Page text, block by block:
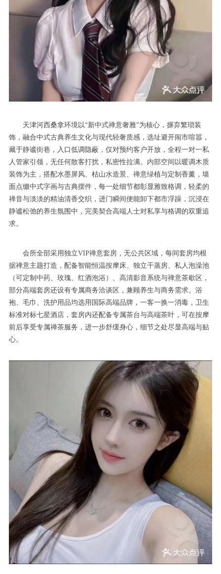
天津河西桑拿环境以“新中式禅意奢雅”为核心，摒弃繁琐装
饰，融合中式古典养生文化与现代轻奢质感，选址避开闹市喧嚣，
藏于静谧街巷，入口低调隐蔽，仅对预约客户开放，全程一对一私
人管家引领，无任何散客打扰，私密性拉满。内部空间以暖调木质
装饰为主，搭配水墨屏风、枯山水造景、禅意绿植与定制香薰，墙
面点缀中式字画与古典摆件，每一处细节都彰显雅致格调，轻柔的
禅音与淡淡的精油清香交织，进门瞬间便能卸下都市浮躁，沉浸在
静谧松弛的养生氛围中，完美契合高端人士对私享与格调的双重追
求。
会所全部采用独立VIP禅意套房，无公共区域，每间套房均根
据禅意主题打造，配备智能恒温按摩床、独立干蒸房、私人泡澡池
（可定制中药、玫瑰、红酒泡浴）、高清影音系统与禅意茶歇区，
部分高端套房还设有专属商务洽谈区，兼顾养生与商务需求。浴
袍、毛巾、洗护用品均选用国际高端品牌，一客一换一消毒，卫生
标准对标七星酒店，套房内还配备专属茶台与高端茶叶，可在按摩
前后享受专属禅茶服务，进一步舒缓身心，细节之处尽显高端与贴
心。